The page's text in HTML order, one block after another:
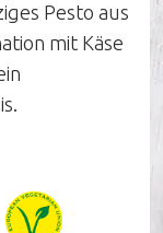
Pesto aus
mit Käse